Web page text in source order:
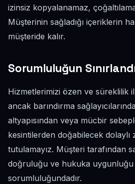
izinsiz kopyalanamaz,
Müşterinin sağladığı içeriklerin
müşteride kalır.
Sorumluluğun
Hizmetlerimizi özen ve süreklilik
ancak barındırma
altyapısından veya mücbir
kesintilerden doğabilecek
tutulamayız. Müşteri tarafından
doğruluğu ve hukuka uygunluğu
sorumluluğundadır.